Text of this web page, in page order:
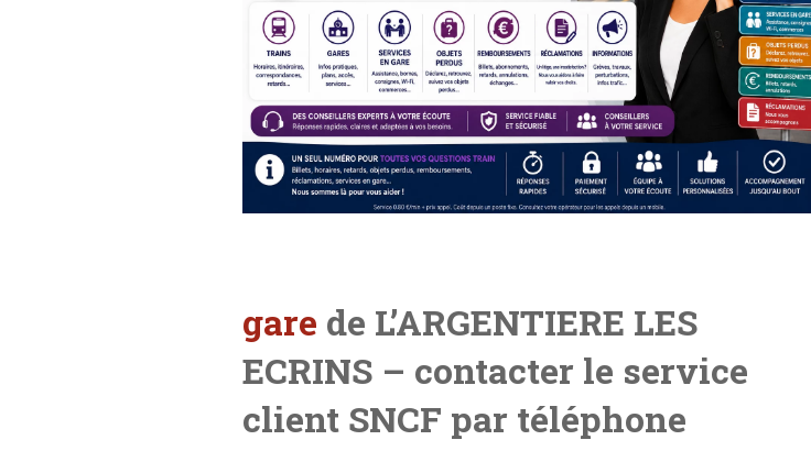
gare de L’ARGENTIERE LES
ECRINS – contacter le service
client SNCF par téléphone